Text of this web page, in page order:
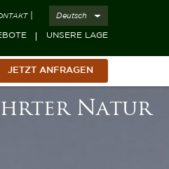
| Deutsch
UNSERE LAGE
JETZT ANFRAGEN
Natur